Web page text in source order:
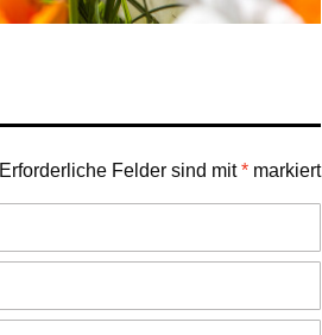
Erforderliche Felder sind mit* markiert